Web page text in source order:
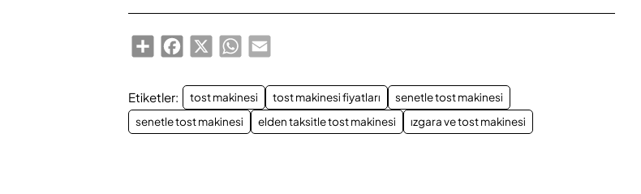
ShareFacebook
X WhatsApp
Email
Etiketler: tost makinesi tost makinesi fiyatları
senetle tost makinesi
senetle tost makinesi
elden taksitle tost makinesi ızgara ve tost makinesi